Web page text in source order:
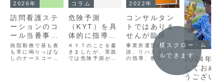
2026年
訪問看護ステ
ーションのコ
ール当番事
情 訪問看護
ステーション
の夜勤？
病院勤務で昼も夜
も常に鳴りっぱな
しのナースコール
コラム
危険予測
（KYT）を具
体的に指導す
るコツ
ＫＹＴのことを書
きましたが、実践
では危険予測が重
2022年
コンサルタン
トではありま
せんが臨床で
の教育はでき
ますよ
事業所運営の相
談、リハスタッフ
の指導、教育、臨
床での動向などな
どおこないますよ
コラム
2024年
しておめ
うござい
横スクロー
ルできます